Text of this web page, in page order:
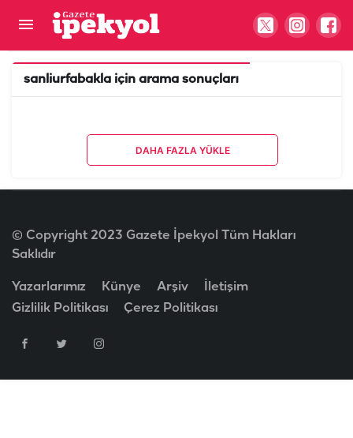
sanliurfabakla için arama sonuçları
DAHA FAZLA YÜKLE
© Copyright 2023 Gazete İpekyol Tüm Hakları
Saklıdır
Yazarlarımız Künye Arşiv
İletişim
Gizlilik Politikası
Çerez Politikası